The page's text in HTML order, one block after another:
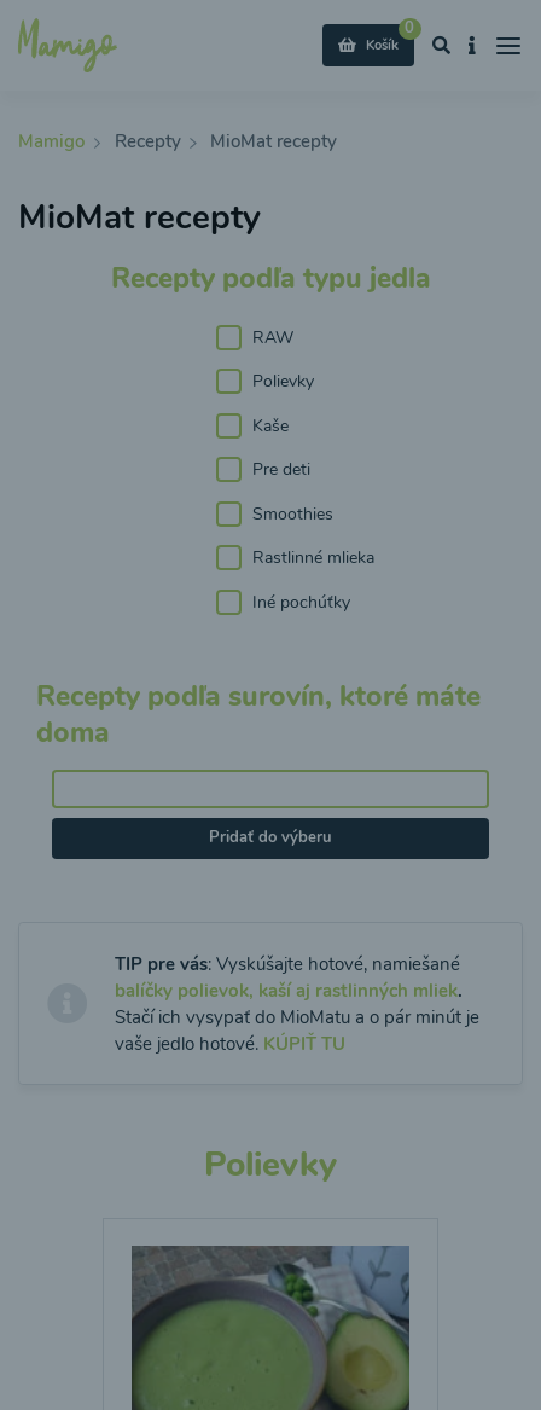
0
Košík
Mamigo Recepty MioMat recepty
MioMat recepty
Recepty podľa typu jedla
RAW
Polievky
Kaše
Pre deti
Smoothies
Rastlinné mlieka
Iné pochúťky
Recepty podľa surovín, ktoré máte
doma
Pridať do výberu
TIP pre vás: Vyskúšajte hotové, namiešané
balíčky polievok, kaší aj rastlinných mliek.
Stačí ich vysypať do MioMatu a o pár minút je
vaše jedlo hotové. KÚPIŤ TU
Polievky